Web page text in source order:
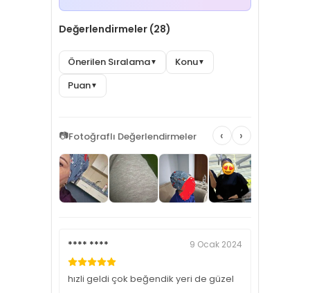
Değerlendirmeler (28)
Önerilen Sıralama▼ Konu▼
Puan▼
📷Fotoğraflı Değerlendirmeler ‹ ›
**** **** 9 Ocak 2024
hızli geldi çok beğendik yeri de güzel